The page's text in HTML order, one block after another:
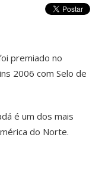
premiado no
2006 com Selo de
é um dos mais
do Norte.